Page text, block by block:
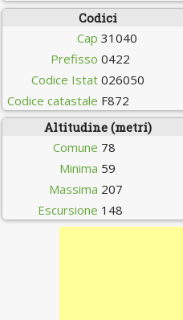
Codici
Cap 31040
Prefisso 0422
Codice Istat 026050
Codice catastale F872
Altitudine (metri)
Comune 78
Minima 59
Massima 207
Escursione 148